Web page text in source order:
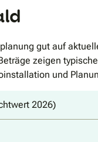
gut auf
zeigen
und
2026)